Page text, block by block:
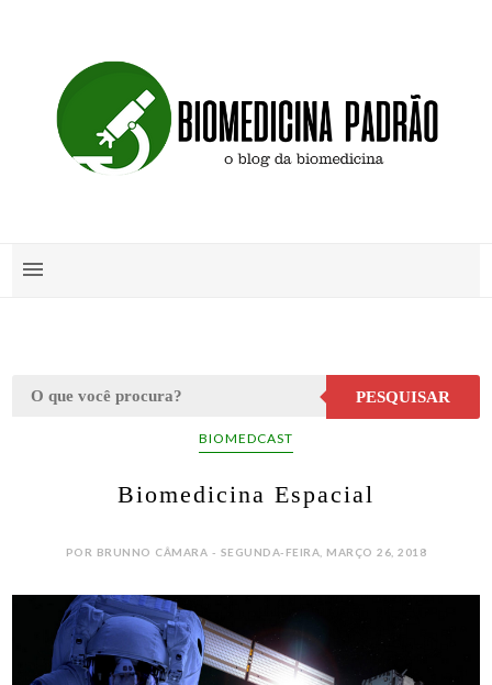
PESQUISAR
BIOMEDCAST
Biomedicina Espacial
POR BRUNNO CÂMARA - SEGUNDA-FEIRA, MARÇO 26, 2018